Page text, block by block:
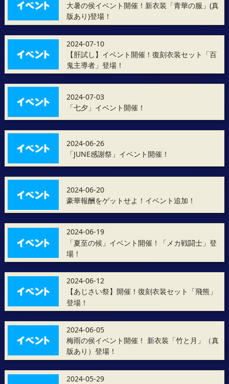
大暑の侯イベント開催！新衣装「青華の服」(真
版あり)登場！
2024-07-10
【肝試し】イベント開催！復刻衣装セット「百
鬼主導者」登場！
2024-07-03
「七夕」イベント開催！
2024-06-26
「JUNE感謝祭」イベント開催！
2024-06-20
豪華報酬をゲットせよ！イベント追加！
2024-06-19
「夏至の候」イベント開催！「メカ戦闘士」登
場！
2024-06-12
【あじさい祭】開催！復刻衣装セット「飛熊」
登場！
2024-06-05
梅雨の侯イベント開催！ 新衣装「竹と月」（真
版あり）登場！
2024-05-29